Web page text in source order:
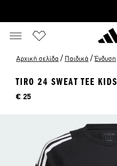
Αρχική σελίδα / Παιδικά / Ένδυση
TIRO 24 SWEAT TEE KIDS
Τιμή
€ 25